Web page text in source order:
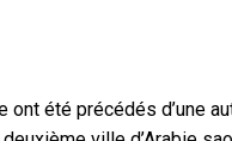
été précédés d’une